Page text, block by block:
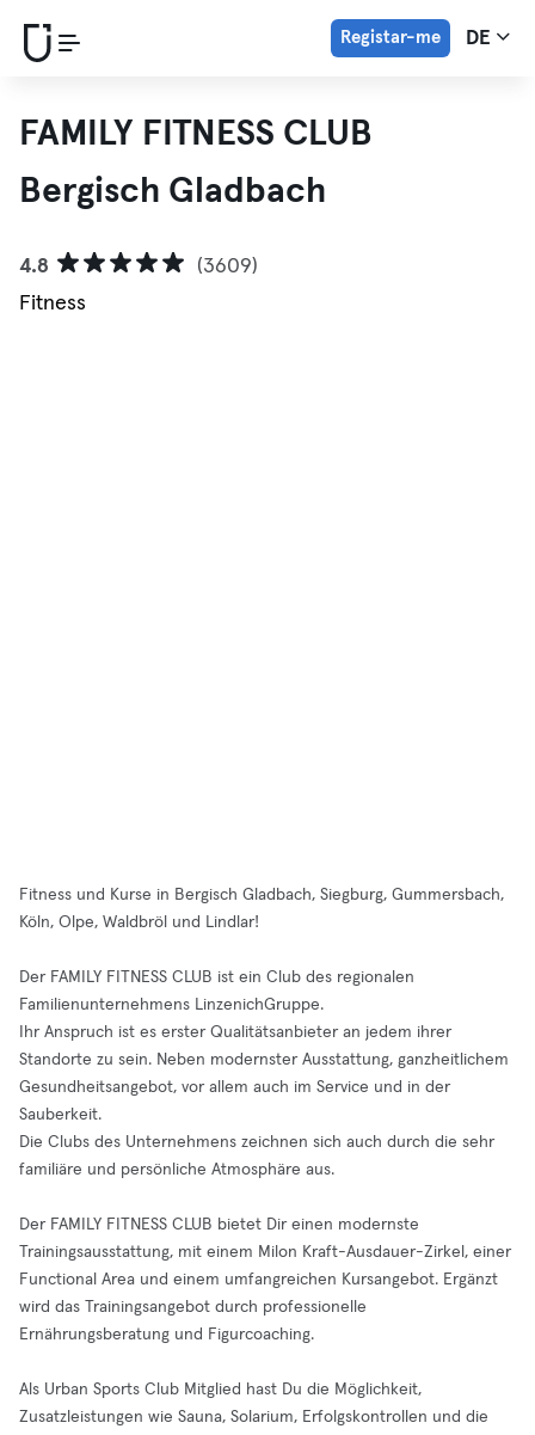
Registar-me DE
FAMILY FITNESS CLUB
Bergisch Gladbach
4.8
(3609)
Fitness
Fitness und Kurse in Bergisch Gladbach, Siegburg, Gummersbach,
Köln, Olpe, Waldbröl und Lindlar!
Der FAMILY FITNESS CLUB ist ein Club des regionalen
Familienunternehmens LinzenichGruppe.
Ihr Anspruch ist es erster Qualitätsanbieter an jedem ihrer
Standorte zu sein. Neben modernster Ausstattung, ganzheitlichem
Gesundheitsangebot, vor allem auch im Service und in der
Sauberkeit.
Die Clubs des Unternehmens zeichnen sich auch durch die sehr
familiäre und persönliche Atmosphäre aus.
Der FAMILY FITNESS CLUB bietet Dir einen modernste
Trainingsausstattung, mit einem Milon Kraft-Ausdauer-Zirkel, einer
Functional Area und einem umfangreichen Kursangebot. Ergänzt
wird das Trainingsangebot durch professionelle
Ernährungsberatung und Figurcoaching.
Als Urban Sports Club Mitglied hast Du die Möglichkeit,
Zusatzleistungen wie Sauna, Solarium, Erfolgskontrollen und die